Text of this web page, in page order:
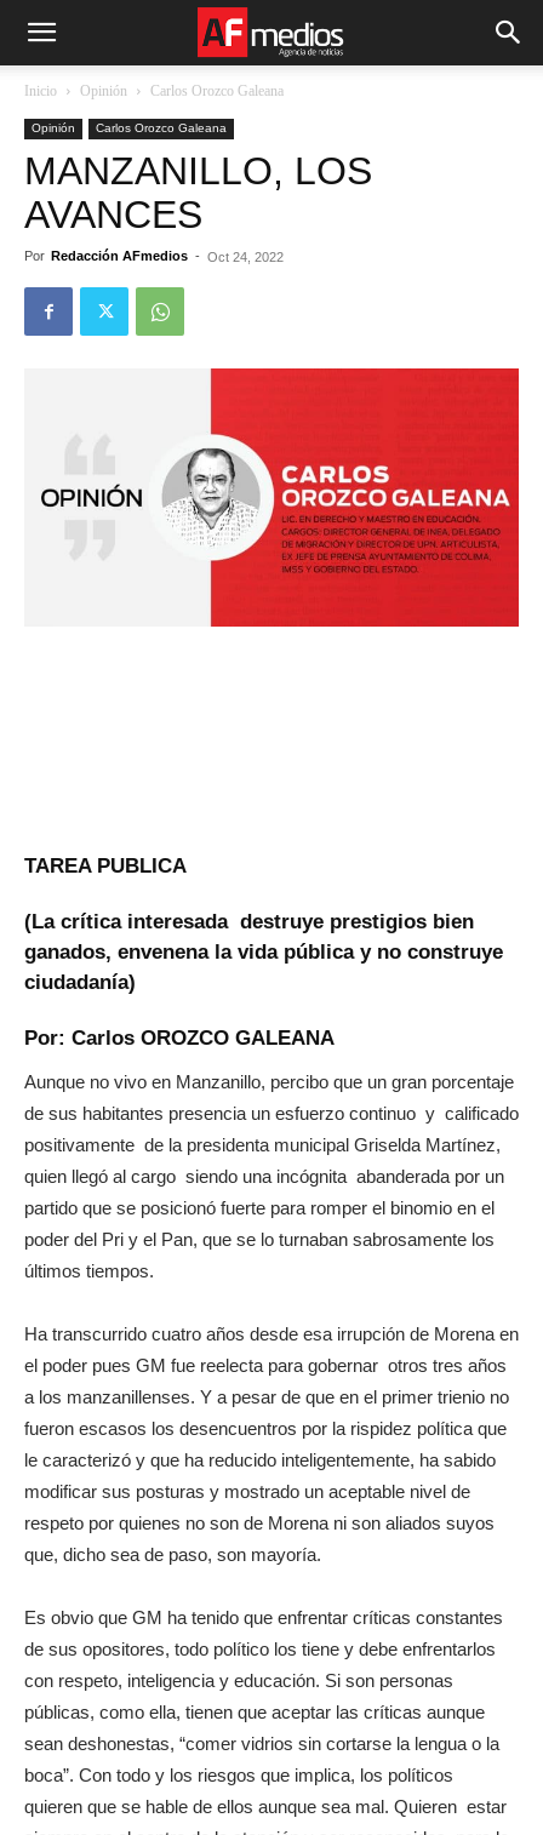
Inicio Opinión Carlos Orozco Galeana
Opinión Carlos Orozco Galeana
MANZANILLO, LOS
AVANCES
Por Redacción AFmedios - Oct 24, 2022
TAREA PUBLICA
(La crítica interesada destruye prestigios bien
ganados, envenena la vida pública y no construye
ciudadanía)
Por: Carlos OROZCO GALEANA
Aunque no vivo en Manzanillo, percibo que un gran porcentaje
de sus habitantes presencia un esfuerzo continuo y calificado
positivamente de la presidenta municipal Griselda Martínez,
quien llegó al cargo siendo una incógnita abanderada por un
partido que se posicionó fuerte para romper el binomio en el
poder del Pri y el Pan, que se lo turnaban sabrosamente los
últimos tiempos.
Ha transcurrido cuatro años desde esa irrupción de Morena en
el poder pues GM fue reelecta para gobernar otros tres años
a los manzanillenses. Y a pesar de que en el primer trienio no
fueron escasos los desencuentros por la rispidez política que
le caracterizó y que ha reducido inteligentemente, ha sabido
modificar sus posturas y mostrado un aceptable nivel de
respeto por quienes no son de Morena ni son aliados suyos
que, dicho sea de paso, son mayoría.
Es obvio que GM ha tenido que enfrentar críticas constantes
de sus opositores, todo político los tiene y debe enfrentarlos
con respeto, inteligencia y educación. Si son personas
públicas, como ella, tienen que aceptar las críticas aunque
sean deshonestas, “comer vidrios sin cortarse la lengua o la
boca”. Con todo y los riesgos que implica, los políticos
quieren que se hable de ellos aunque sea mal. Quieren estar